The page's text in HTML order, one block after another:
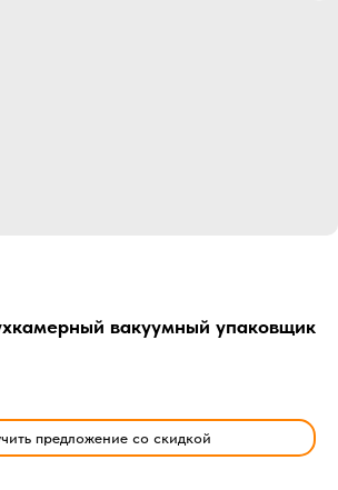
вакуумный упаковщик
предложение со скидкой